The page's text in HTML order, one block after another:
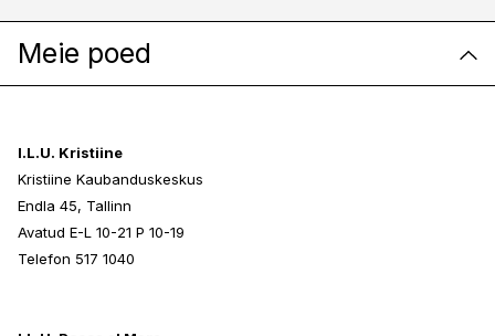
Meie poed
I.L.U. Kristiine
Kristiine Kaubanduskeskus
Endla 45, Tallinn
Avatud E-L 10-21 P 10-19
Telefon 517 1040